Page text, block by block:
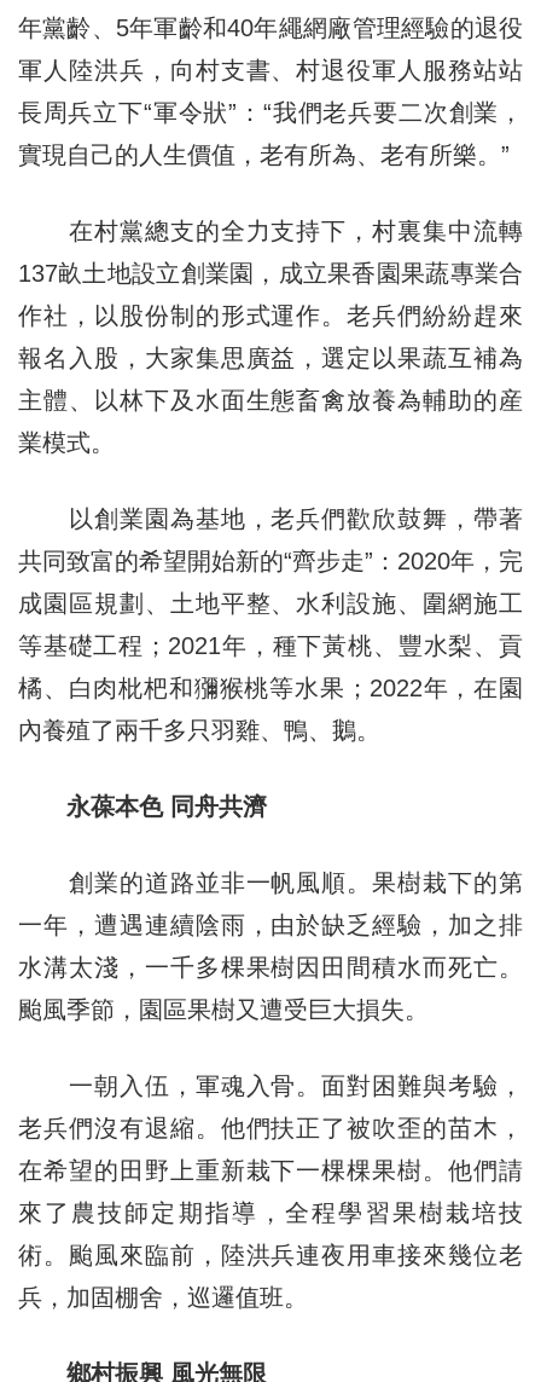
年黨齡、5年軍齡和40年繩網廠管理經驗的退役
軍人陸洪兵，向村支書、村退役軍人服務站站
長周兵立下“軍令狀”：“我們老兵要二次創業，
實現自己的人生價值，老有所為、老有所樂。”
在村黨總支的全力支持下，村裏集中流轉
137畝土地設立創業園，成立果香園果蔬專業合
作社，以股份制的形式運作。老兵們紛紛趕來
報名入股，大家集思廣益，選定以果蔬互補為
主體、以林下及水面生態畜禽放養為輔助的産
業模式。
以創業園為基地，老兵們歡欣鼓舞，帶著
共同致富的希望開始新的“齊步走”：2020年，完
成園區規劃、土地平整、水利設施、圍網施工
等基礎工程；2021年，種下黃桃、豐水梨、貢
橘、白肉枇杷和獼猴桃等水果；2022年，在園
內養殖了兩千多只羽雞、鴨、鵝。
永葆本色 同舟共濟
創業的道路並非一帆風順。果樹栽下的第
一年，遭遇連續陰雨，由於缺乏經驗，加之排
水溝太淺，一千多棵果樹因田間積水而死亡。
颱風季節，園區果樹又遭受巨大損失。
一朝入伍，軍魂入骨。面對困難與考驗，
老兵們沒有退縮。他們扶正了被吹歪的苗木，
在希望的田野上重新栽下一棵棵果樹。他們請
來了農技師定期指導，全程學習果樹栽培技
術。颱風來臨前，陸洪兵連夜用車接來幾位老
兵，加固棚舍，巡邏值班。
鄉村振興 風光無限